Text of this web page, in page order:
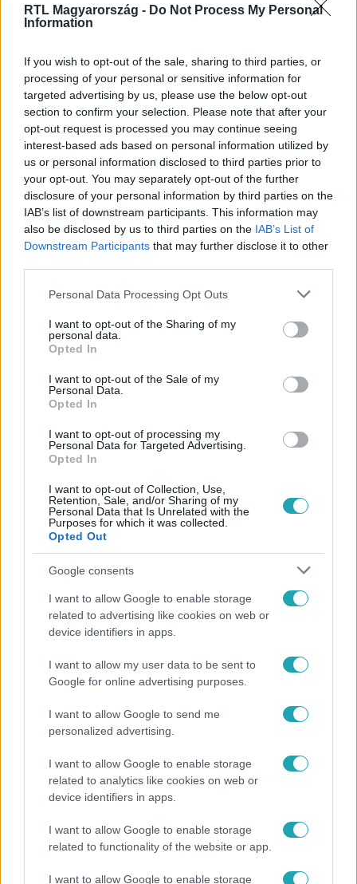
RTL Magyarország - Do Not Process My Personal
Information
If you wish to opt-out of the sale, sharing to third parties, or
processing of your personal or sensitive information for
targeted advertising by us, please use the below opt-out
section to confirm your selection. Please note that after your
opt-out request is processed you may continue seeing
interest-based ads based on personal information utilized by
us or personal information disclosed to third parties prior to
your opt-out. You may separately opt-out of the further
disclosure of your personal information by third parties on the
IAB’s list of downstream participants. This information may
also be disclosed by us to third parties on the IAB’s List of
Downstream Participants that may further disclose it to other
Please note that this website/app uses one or more Google
not limited to your visit or usage behaviour. You may click to
grant or deny consent to Google and its third-party tags to
use your data for below specified purposes in below Google
consent section.
Personal Data Processing Opt Outs
I want to opt-out of the Sharing of my
personal data.
Opted In
I want to opt-out of the Sale of my
Personal Data.
Opted In
I want to opt-out of processing my
Personal Data for Targeted Advertising.
Opted In
I want to opt-out of Collection, Use,
Retention, Sale, and/or Sharing of my
Personal Data that Is Unrelated with the
Purposes for which it was collected.
Opted Out
Google consents
I want to allow Google to enable storage
related to advertising like cookies on web or
device identifiers in apps.
I want to allow my user data to be sent to
Google for online advertising purposes.
I want to allow Google to send me
personalized advertising.
I want to allow Google to enable storage
related to analytics like cookies on web or
device identifiers in apps.
I want to allow Google to enable storage
related to functionality of the website or app.
I want to allow Google to enable storage
Facebookon is!
Követem
BULVÁR GÁLVÖLGYI JÁNOS FELESÉG
#HÁZASSÁG #CSALÁD #GÁLVÖLGYI JUDIT
GÁLVÖLGYI
Otthagyta a rádiózást, most óceánjáró hajón